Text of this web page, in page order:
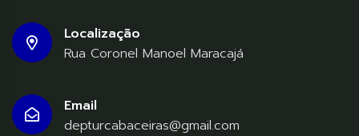
Localização
Rua Coronel Manoel Maracajá
Email
depturcabaceiras@gmail.com